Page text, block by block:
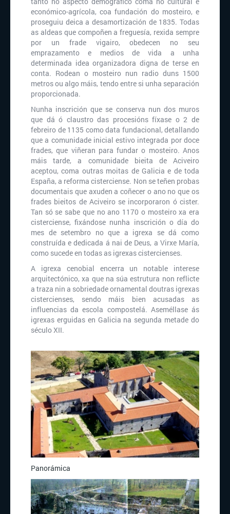
económico-agrícola, coa fundación do mosteiro, e
proseguiu deica a desamortización de 1835. Todas
as aldeas que compoñen a freguesía, rexida sempre
por un frade vigairo, obedecen no seu
emprazamento e medios de vida a unha
determinada idea organizadora digna de terse en
conta. Rodean o mosteiro nun radio duns 1500
metros ou algo máis, tendo entre si unha separación
proporcionada.
Nunha inscrición que se conserva nun dos muros
que dá ó claustro das procesións fíxase o 2 de
febreiro de 1135 como data fundacional, detallando
que a comunidade inicial estivo integrada por doce
frades, que viñeran para fundar o mosteiro. Anos
máis tarde, a comunidade bieita de Aciveiro
aceptou, coma outras moitas de Galicia e de toda
España, a reforma cisterciense. Non se teñen probas
documentais que axuden a coñecer o ano no que os
frades bieitos de Aciveiro se incorporaron ó cister.
Tan só se sabe que no ano 1170 o mosteiro xa era
cisterciense, fixándose nunha inscrición o día do
mes de setembro no que a igrexa se dá como
construída e dedicada á nai de Deus, a Virxe María,
como sucede en todas as igrexas cistercienses.
A igrexa cenobial encerra un notable interese
arquitectónico, xa que na súa estrutura non reflicte
a traza nin a sobriedade ornamental doutras igrexas
cistercienses, sendo máis bien acusadas as
influencias da escola compostelá. Aseméllase ás
igrexas erguidas en Galicia na segunda metade do
século XII.
Panorámica